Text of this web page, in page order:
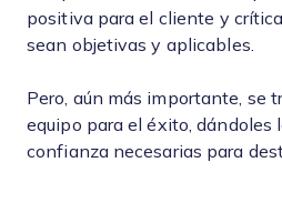
positiva para el cliente y
sean objetivas y aplicables.
Pero, aún más importante, se
equipo para el éxito, dándoles
confianza necesarias para